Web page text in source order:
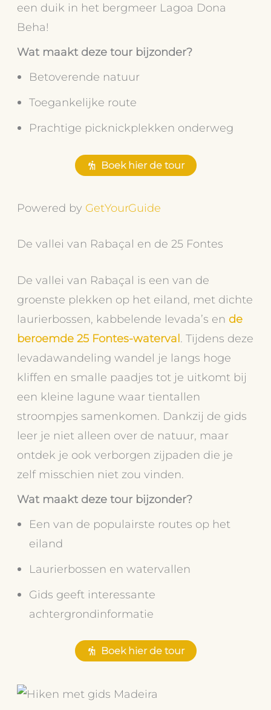
een duik in het bergmeer Lagoa Dona
Beha!
Wat maakt deze tour bijzonder?
Betoverende natuur
Toegankelijke route
Prachtige picknickplekken onderweg
Boek hier de tour
Powered by GetYourGuide
De vallei van Rabaçal en de 25 Fontes
De vallei van Rabaçal is een van de
groenste plekken op het eiland, met dichte
laurierbossen, kabbelende levada’s en de
beroemde 25 Fontes-waterval. Tijdens deze
levadawandeling wandel je langs hoge
kliffen en smalle paadjes tot je uitkomt bij
een kleine lagune waar tientallen
stroompjes samenkomen. Dankzij de gids
leer je niet alleen over de natuur, maar
ontdek je ook verborgen zijpaden die je
zelf misschien niet zou vinden.
Wat maakt deze tour bijzonder?
Een van de populairste routes op het
eiland
Laurierbossen en watervallen
Gids geeft interessante
achtergrondinformatie
Boek hier de tour